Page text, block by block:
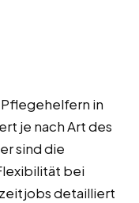
in
je nach Art des
sind die
bei
detailliert